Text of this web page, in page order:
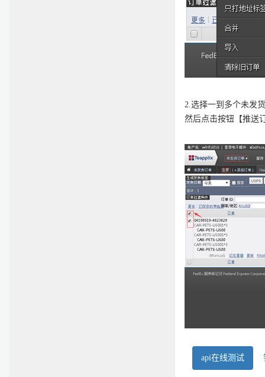
2.选择一到多个未发
然后点击按钮【推送
api在线测试